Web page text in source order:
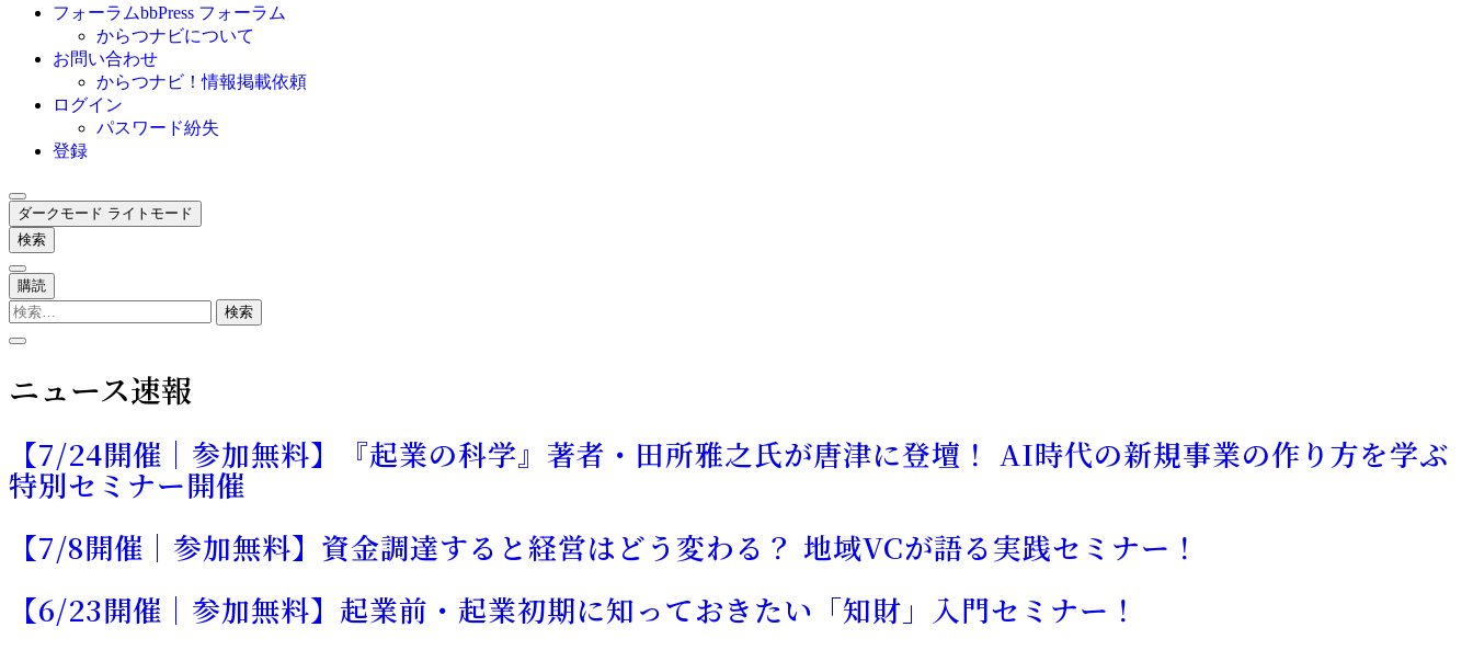
フォーラムbbPress フォーラム
からつナビについて
お問い合わせ
からつナビ！情報掲載依頼
ログイン
パスワード紛失
登録
ダークモード ライトモード
検索
購読
検
ニュース速報
【7/24開催｜参加無料】『起業の科学』著者・田所雅之氏が唐津に登壇！ AI時代の新規事業の作り方を学ぶ
特別セミナー開催
【7/8開催｜参加無料】資金調達すると経営はどう変わる？ 地域VCが語る実践セミナー！
【6/23開催｜参加無料】起業前・起業初期に知っておきたい「知財」入門セミナー！